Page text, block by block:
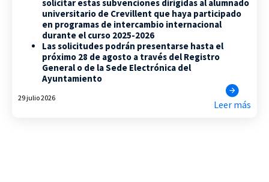
solicitar estas subvenciones dirigidas al alumnado
universitario de Crevillent que haya participado
en programas de intercambio internacional
durante el curso 2025-2026
Las solicitudes podrán presentarse hasta el
próximo 28 de agosto a través del Registro
General o de la Sede Electrónica del
Ayuntamiento
29 julio 2026
Leer más